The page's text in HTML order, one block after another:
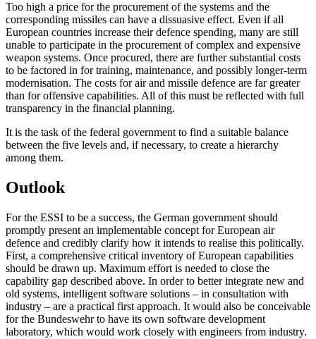
Too high a price for the procurement of the systems and the
corresponding missiles can have a dissuasive effect. Even if all
Euro­pean countries increase their defence spending, many are still
unable to participate in the procurement of complex and expensive
weapon systems. Once procured, there are further substantial costs
to be factored in for training, maintenance, and possibly longer-term
modernisation. The costs for air and missile defence are far greater
than for offensive capabilities. All of this must be reflected with full
trans­parency in the financial planning.
It is the task of the federal government to find a suitable balance
between the five levels and, if necessary, to create a hier­archy
among them.
Outlook
For the ESSI to be a success, the German government should
promptly present an implementable concept for European air
defence and credibly clarify how it intends to realise this politically.
First, a comprehensive critical inventory of European capa­bilities
should be drawn up. Maximum effort is needed to close the
capability gap described above. In order to better integrate new and
old systems, intelligent software solutions – in consultation with
industry – are a practical first approach. It would also be conceivable
for the Bundeswehr to have its own software development
laboratory, which would work closely with engineers from industry.